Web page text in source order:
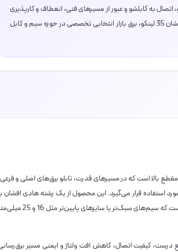
به کابلشو و عبور از مسیرهای فنی، انعطاف و کارپذیری
بهتری نسبت به هادی‌های خشک داشته باشد. برای خرید سیم افشان 35 لینکو، برق بازار انتخابی تخصصی در حوزه سیم و کابل
با سطح مقطع بالا است که در مسیرهای قدرت، تابلو برق‌های اصلی و
استفاده قرار می‌گیرد. این محصول از یک رشته هادی افشان
سطح مقطع 35 میلی‌متر مربع تشکیل شده و برای مدارهایی مناسب است که سیم‌های سبک‌تر یا سایزهای
کیفیت اتصال، کاهش افت ولتاژ و ایمنی مسیر